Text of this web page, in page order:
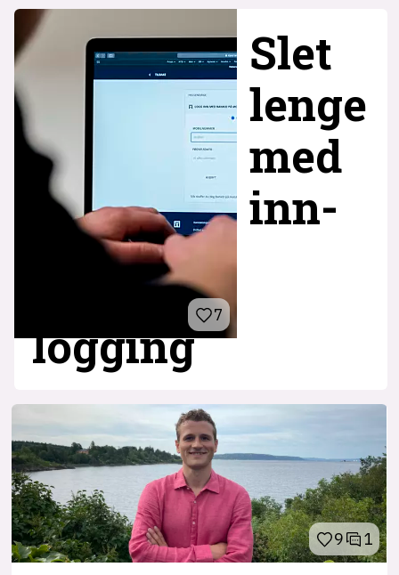
7
Slet
lenge
med
inn­
logging
9 1